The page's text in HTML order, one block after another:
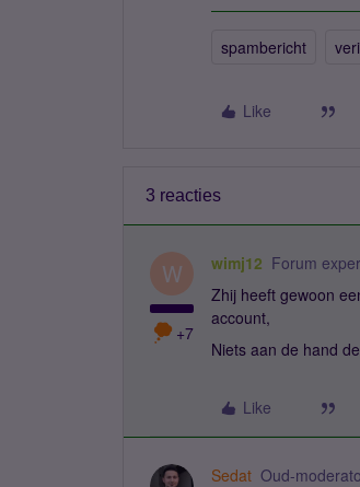
spambericht
Like
3 reacties
W
+7
wimj12 Forum
Zhij heeft gewoon
account,
Niets aan de hand
Like
Sedat Oud-